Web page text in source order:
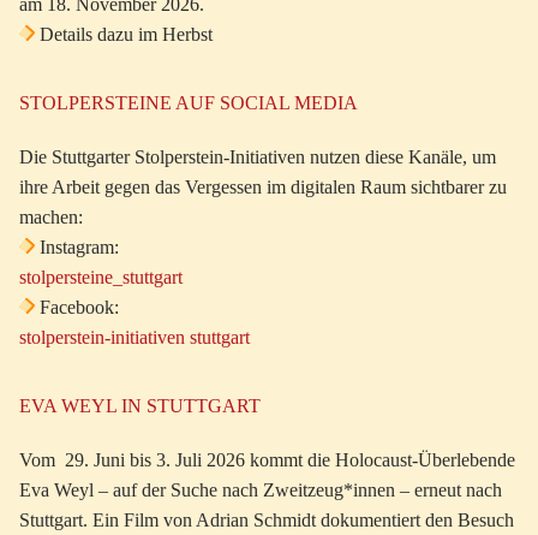
Details dazu im Herbst
STOLPERSTEINE AUF SOCIAL MEDIA
Die Stuttgarter Stolperstein-Initiativen nutzen diese Kanäle, um
ihre Arbeit gegen das Vergessen im digitalen Raum sichtbarer zu
machen:
Instagram:
stolpersteine_stuttgart
Facebook:
stolperstein-initiativen stuttgart
EVA WEYL IN STUTTGART
Vom 29. Juni bis 3. Juli 2026 kommt die Holocaust-Überlebende
Eva Weyl – auf der Suche nach Zweitzeug*innen – erneut nach
Stuttgart. Ein Film von Adrian Schmidt dokumentiert den Besuch